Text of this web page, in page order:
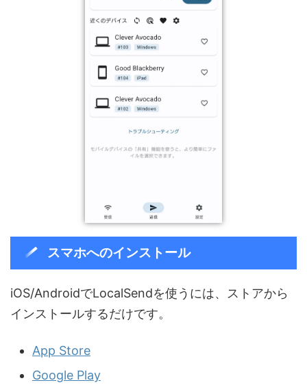
スマホへのインストール
iOS/AndroidでLocalSendを使うには、ストアから
インストールするだけです。
App Store
Google Play